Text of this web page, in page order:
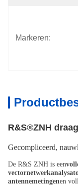
Markeren:
R&S®ZNH
Gecompliceerd,
De R&S ZNH is een
antennemetingenen